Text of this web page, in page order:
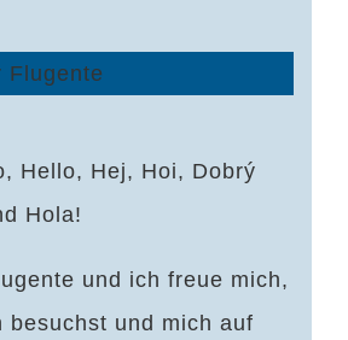
Hello, Hej, Hoi, Dobrý
Hola!
und ich freue mich,
besuchst und mich auf